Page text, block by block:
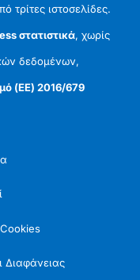
τρίτες ιστοσελίδες.
στατιστικά, χωρίς
δεδομένων,
(ΕΕ) 2016/679
Διαφάνειας